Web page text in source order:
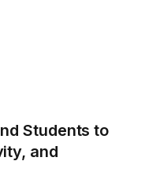
Students to
and